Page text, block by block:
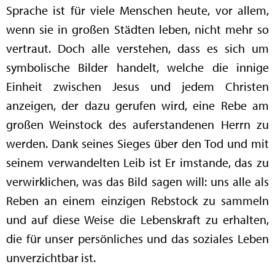
Sprache ist für viele Menschen heute, vor allem,
wenn sie in großen Städten leben, nicht mehr so
vertraut. Doch alle verstehen, dass es sich um
symbolische Bilder handelt, welche die innige
Einheit zwischen Jesus und jedem Christen
anzeigen, der dazu gerufen wird, eine Rebe am
großen Weinstock des auferstandenen Herrn zu
werden. Dank seines Sieges über den Tod und mit
seinem verwandelten Leib ist Er imstande, das zu
verwirklichen, was das Bild sagen will: uns alle als
Reben an einem einzigen Rebstock zu sammeln
und auf diese Weise die Lebenskraft zu erhalten,
die für unser persönliches und das soziales Leben
unverzichtbar ist.